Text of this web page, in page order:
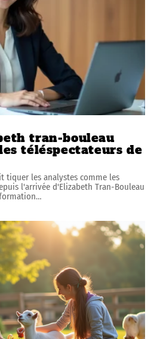
tran-bouleau
téléspectateurs de
tiquer les analystes comme les
l'arrivée d'Elizabeth Tran-Bouleau
…